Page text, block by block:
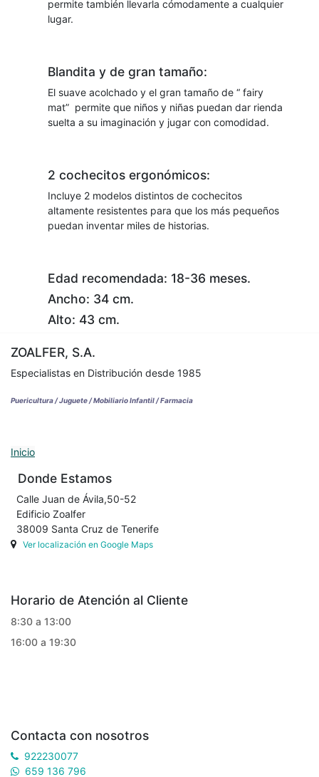
permite también llevarla cómodamente a cualquier
lugar.
Blandita y de gran tamaño:
El suave acolchado y el gran tamaño de “ fairy
mat” permite que niños y niñas puedan dar rienda
suelta a su imaginación y jugar con comodidad.
2 cochecitos ergonómicos:
Incluye 2 modelos distintos de cochecitos
altamente resistentes para que los más pequeños
puedan inventar miles de historias.
Edad recomendada: 18-36 meses.
Ancho: 34 cm.
Alto: 43 cm.
ZOALFER, S.A.
Especialistas en Distribución desde 1985
Puericultura / Juguete / Mobiliario Infantil / Farmacia
Inicio
Donde Estamos
Calle Juan de Ávila,50-52
Edificio Zoalfer
38009 Santa Cruz de Tenerife
Ver localización en Google Maps
Horario de Atención al Cliente
8:30 a 13:00
16:00 a 19:30
Contacta con nosotros
922230077
659 136 796